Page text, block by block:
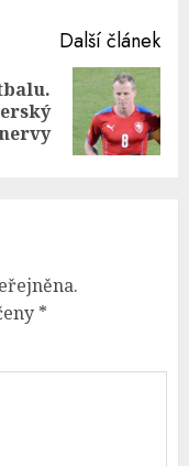
Další článek
*